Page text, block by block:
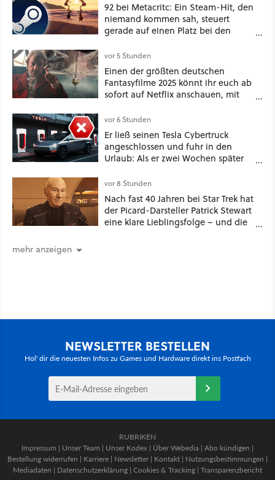
92 bei Metacritc: Ein Steam-Hit, den
niemand kommen sah, steuert
gerade auf einen Platz bei den
vor 5 Stunden
Einen der größten deutschen
Fantasyfilme 2025 könnt ihr euch ab
sofort auf Netflix anschauen, mit
vor 6 Stunden
Er ließ seinen Tesla Cybertruck
angeschlossen und fuhr in den
Urlaub: Als er zwei Wochen später
mehr an [Best of GameStar]
vor 8 Stunden
Nach fast 40 Jahren bei Star Trek hat
der Picard-Darsteller Patrick Stewart
eine klare Lieblingsfolge – und die
mehr anzeigen
NEWSLETTER BESTELLEN
Hol' dir die neuesten Infos zu Games und Hardware direkt ins Postfach
RUBRIKEN
Impressum | Unser Team | Unser Kodex | Über Webedia | Abo kündigen |
Bestellung widerrufen | Karriere | Newsletter | Kontakt | Nutzungsbestimmungen |
Mediadaten | Datenschutzerklärung | Cookies & Tracking | Transparenzbericht